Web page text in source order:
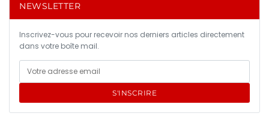
NEWSLETTER
Inscrivez-vous pour recevoir nos derniers articles directement
dans votre boîte mail.
S'INSCRIRE